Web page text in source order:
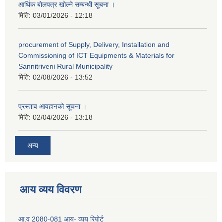
आर्थिक बोलपत्र खोल्ने सम्बन्धी सूचना ।
मिति: 03/01/2026 - 12:18
procurement of Supply, Delivery, Installation and
Commissioning of ICT Equipments & Materials for
Sannitriveni Rural Municipality
मिति: 02/08/2026 - 13:52
प्रस्ताव आवहानको सूचना ।
मिति: 02/04/2026 - 13:18
अन्य
आय व्यय विवरण
आ.व 2080-081 आय- व्यय रिपोर्ट